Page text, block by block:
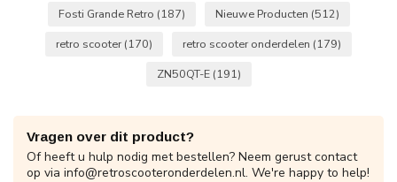
Fosti Grande Retro (187) Nieuwe Producten (512)
retro scooter (170) retro scooter onderdelen (179)
ZN50QT-E (191)
Vragen over dit product?
Of heeft u hulp nodig met bestellen? Neem gerust contact
op via info@retroscooteronderdelen.nl. We're happy to help!